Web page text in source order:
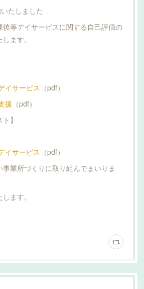
たしました
後等デイサービスに関する自己評価の
ます。
イサービス （pdf）
援 （pdf）
】
イサービス （pdf）
業所づくりに取り組んでまいりま
ます。